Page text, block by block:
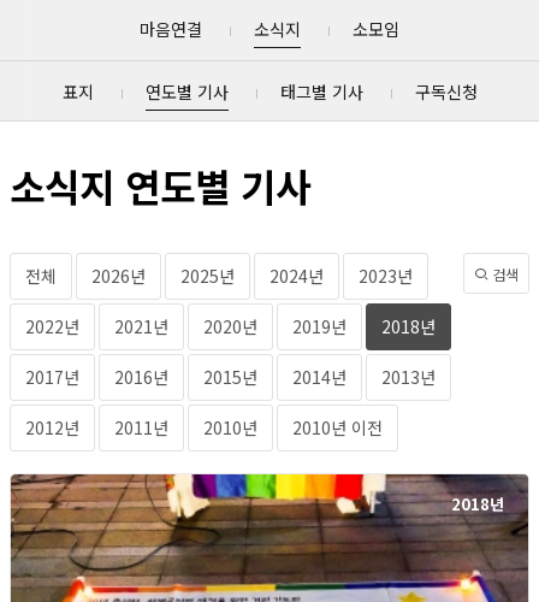
마음연결 소식지 소모임
표지 연도별 기사 태그별 기사 구독신청
소식지 연도별 기사
전체 2026년 2025년 2024년 2023년
2022년 2021년 2020년 2019년 2018년
2017년 2016년 2015년 2014년 2013년
2012년 2011년 2010년 2010년 이전
검색
2018년